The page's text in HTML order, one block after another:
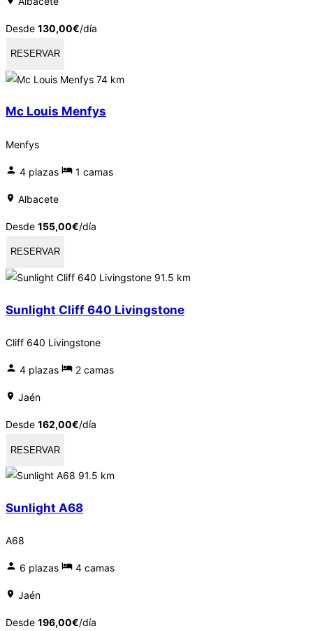
Desde 130,00€/día
RESERVAR
74 km
Mc Louis Menfys
Menfys
4 plazas 1 camas
Albacete
Desde 155,00€/día
RESERVAR
91.5 km
Sunlight Cliff 640 Livingstone
Cliff 640 Livingstone
4 plazas 2 camas
Jaén
Desde 162,00€/día
RESERVAR
91.5 km
Sunlight A68
A68
6 plazas 4 camas
Jaén
Desde 196,00€/día